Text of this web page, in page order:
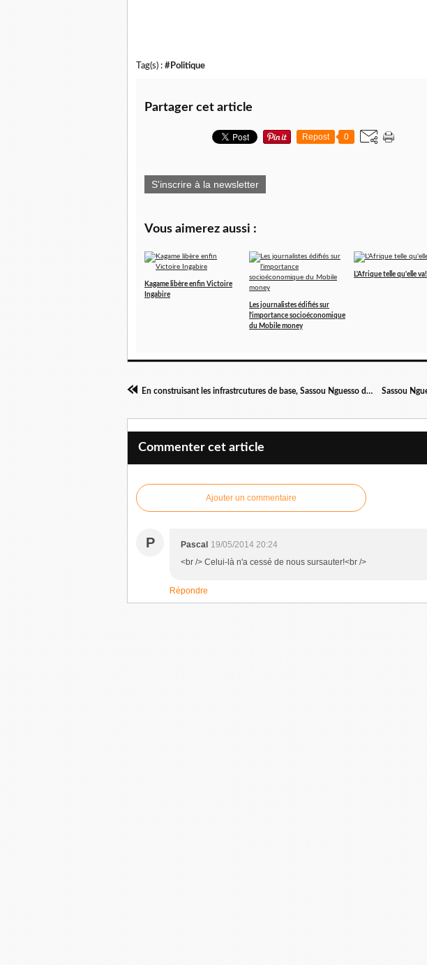
Tag(s) : #Politique
Partager cet article
Repost 0
S'inscrire à la newsletter
Vous aimerez aussi :
Kagame libère enfin Victoire
Ingabire
Les journalistes édifiés sur
l'importance socioéconomique
du Mobile money
L'Afrique telle qu'elle va!
En construisant les infrastrcutures de base, Sassou Nguesso dit préparer le "relais à la jeunesse" !
Commenter cet article
Ajouter un commentaire
P Pascal 19/05/2014 20:24
<br /> Celui-là n'a cessé de nous sursauter!<br />
Répondre